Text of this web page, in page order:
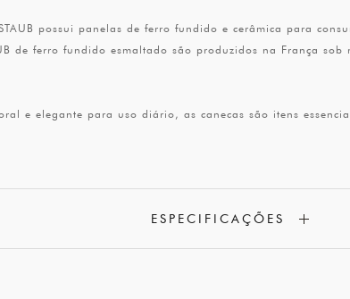
possui panelas de ferro fundido e cerâmica para
de ferro fundido esmaltado são produzidos na França
e elegante para uso diário, as canecas são itens
ESPECIFICAÇÕES